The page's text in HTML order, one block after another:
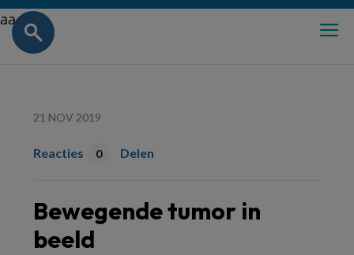
aa
21 NOV 2019
Reacties 0 Delen
Bewegende tumor in
beeld